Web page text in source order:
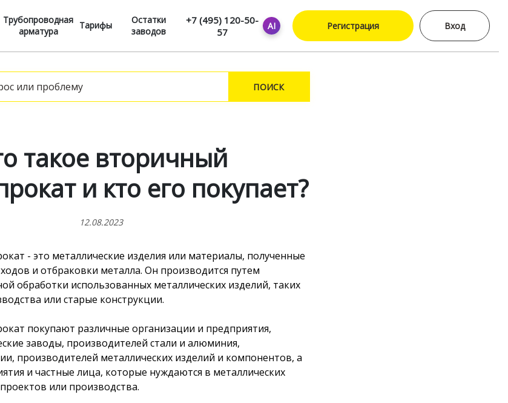
Трубопроводная
арматура
Тарифы
Остатки
заводов
+7 (495) 120-50-
57
AI Регистрация Вход
ПОИСК
такое вторичный
и кто его покупает?
12.08.2023
- это металлические изделия или материалы, полученные
и отбраковки металла. Он производится путем
обработки использованных металлических изделий, таких
или старые конструкции.
покупают различные организации и предприятия,
заводы, производителей стали и алюминия,
производителей металлических изделий и компонентов, а
и частные лица, которые нуждаются в металлических
или производства.